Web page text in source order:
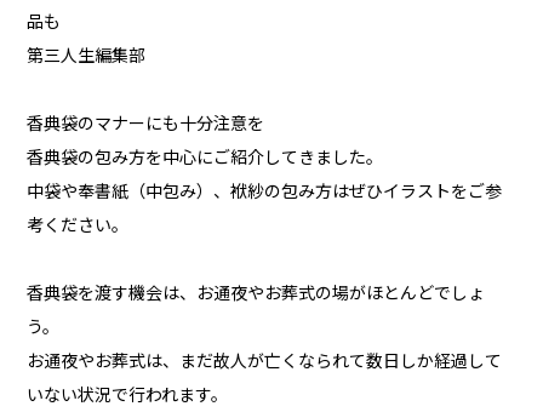
品も
第三人生編集部
香典袋のマナーにも十分注意を
香典袋の包み方を中心にご紹介してきました。
中袋や奉書紙（中包み）、袱紗の包み方はぜひイラストをご参
考ください。
香典袋を渡す機会は、お通夜やお葬式の場がほとんどでしょ
う。
お通夜やお葬式は、まだ故人が亡くなられて数日しか経過して
いない状況で行われます。